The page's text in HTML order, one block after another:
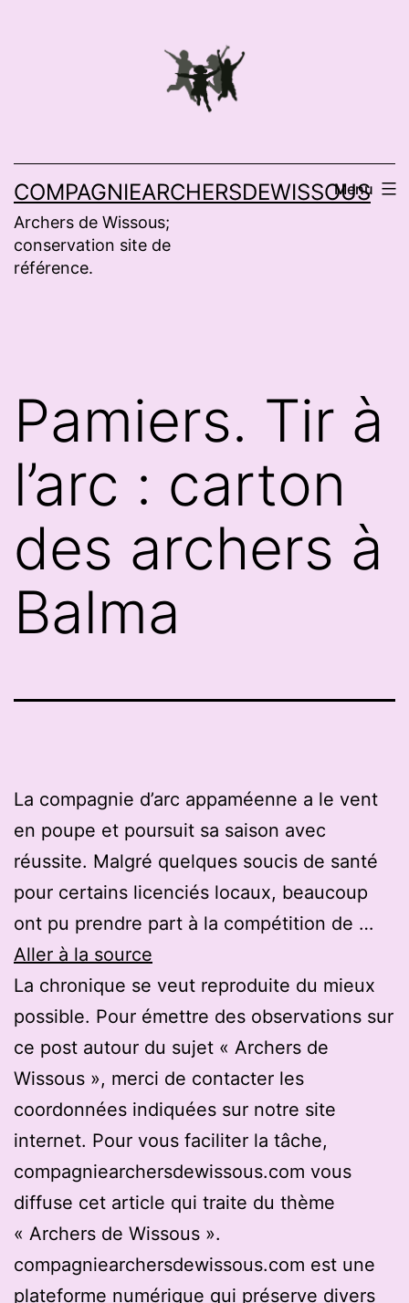
COMPAGNIEARCHERSDEWISSOUS
Archers de Wissous;
conservation site de
référence.
Menu
Pamiers. Tir à
l’arc : carton
des archers à
Balma
La compagnie d’arc appaméenne a le vent
en poupe et poursuit sa saison avec
réussite. Malgré quelques soucis de santé
pour certains licenciés locaux, beaucoup
ont pu prendre part à la compétition de …
Aller à la source
La chronique se veut reproduite du mieux
possible. Pour émettre des observations sur
ce post autour du sujet « Archers de
Wissous », merci de contacter les
coordonnées indiquées sur notre site
internet. Pour vous faciliter la tâche,
compagniearchersdewissous.com vous
diffuse cet article qui traite du thème
« Archers de Wissous ».
compagniearchersdewissous.com est une
plateforme numérique qui préserve divers